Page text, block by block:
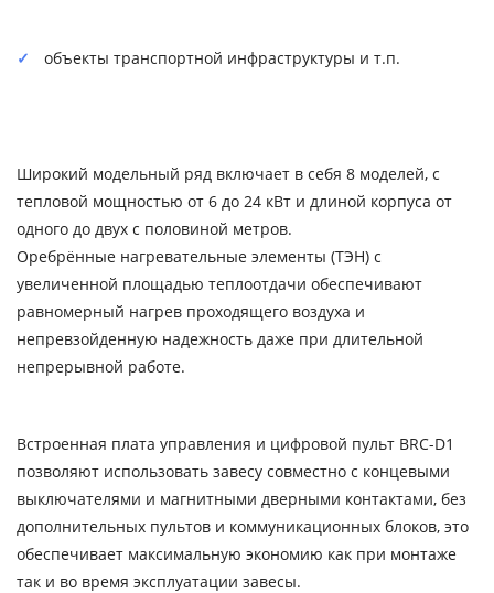
объекты транспортной инфраструктуры и т.п.
Широкий модельный ряд включает в себя 8 моделей, с
тепловой мощностью от 6 до 24 кВт и длиной корпуса от
одного до двух с половиной метров.
Оребрённые нагревательные элементы (ТЭН) с
увеличенной площадью теплоотдачи обеспечивают
равномерный нагрев проходящего воздуха и
непревзойденную надежность даже при длительной
непрерывной работе.
Встроенная плата управления и цифровой пульт BRC-D1
позволяют использовать завесу совместно с концевыми
выключателями и магнитными дверными контактами, без
дополнительных пультов и коммуникационных блоков, это
обеспечивает максимальную экономию как при монтаже
так и во время эксплуатации завесы.